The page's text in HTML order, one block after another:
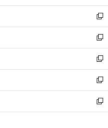
開
く
ウ
で
開
く
ン
ド
ウ
で
開
く
ウ
ィ
ン
ド
ウ
で
開
く
新
し
い
ウ
ィ
ン
ド
ウ
で
開
新
し
い
ウ
ィ
ン
ド
ウ
新
し
い
ウ
ィ
ン
新
し
い
ウ
新
し